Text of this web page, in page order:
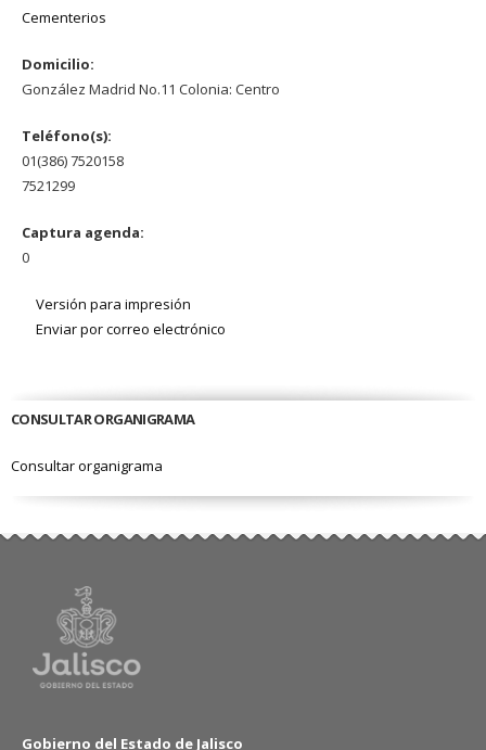
Cementerios
Domicilio:
González Madrid No.11 Colonia: Centro
Teléfono(s):
01(386) 7520158
7521299
Captura agenda:
0
Versión para impresión
Enviar por correo electrónico
CONSULTAR ORGANIGRAMA
Consultar organigrama
Gobierno del Estado de Jalisco